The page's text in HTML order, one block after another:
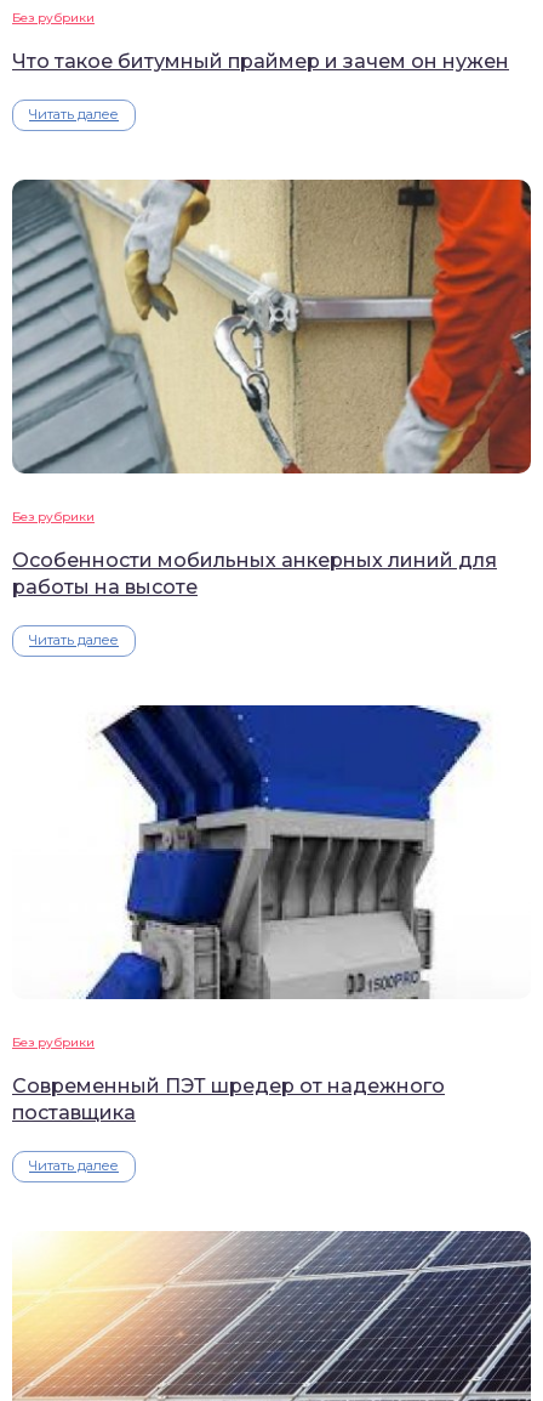
Без рубрики
Что такое битумный праймер и зачем он нужен
Читать далее
Без рубрики
Особенности мобильных анкерных линий для
работы на высоте
Читать далее
Без рубрики
Современный ПЭТ шредер от надежного
поставщика
Читать далее